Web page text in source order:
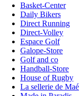
Basket-Center
Daily Bikers
Direct Running
Direct-Volley
Espace Golf
Galope-Store
Golf and co
Handball-Store
House of Rugby
La sellerie de Maé